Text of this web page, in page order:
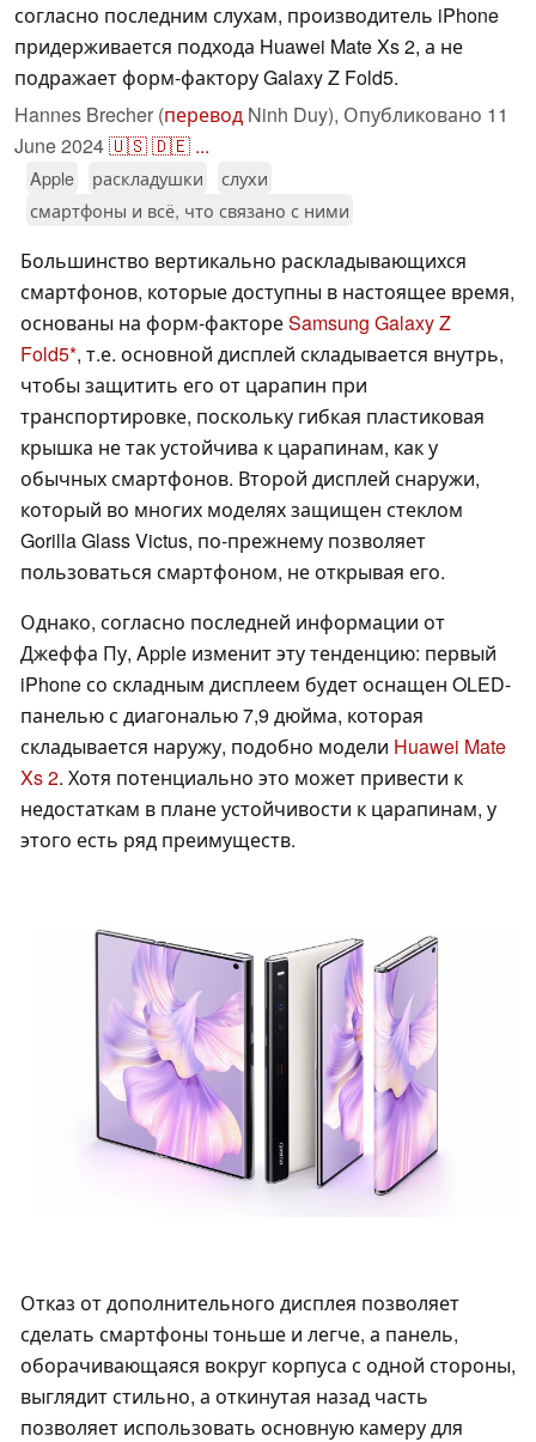
согласно последним слухам, производитель iPhone
придерживается подхода Huawei Mate Xs 2, а не
подражает форм-фактору Galaxy Z Fold5.
Hannes Brecher (перевод Ninh Duy), Опубликовано 11
June 2024🇺🇸🇩🇪 ...
Apple раскладушки
слухи
смартфоны и всё, что связано с ними
Большинство вертикально раскладывающихся
смартфонов, которые доступны в настоящее время,
основаны на форм-фактореSamsung Galaxy Z
Fold5 , т.е. основной дисплей складывается внутрь,
чтобы защитить его от царапин при
транспортировке, поскольку гибкая пластиковая
крышка не так устойчива к царапинам, как у
обычных смартфонов. Второй дисплей снаружи,
который во многих моделях защищен стеклом
Gorilla Glass Victus, по-прежнему позволяет
пользоваться смартфоном, не открывая его.
Однако, согласно последней информации от
Джеффа Пу, Apple изменит эту тенденцию: первый
iPhone со складным дисплеем будет оснащен OLED-
панелью с диагональю 7,9 дюйма, которая
складывается наружу, подобно модели Huawei Mate
Xs 2. Хотя потенциально это может привести к
недостаткам в плане устойчивости к царапинам, у
этого есть ряд преимуществ.
Отказ от дополнительного дисплея позволяет
сделать смартфоны тоньше и легче, а панель,
оборачивающаяся вокруг корпуса с одной стороны,
выглядит стильно, а откинутая назад часть
позволяет использовать основную камеру для